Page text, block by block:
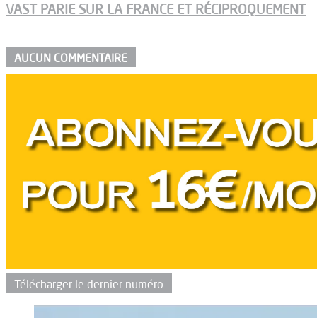
VAST PARIE SUR LA FRANCE ET RÉCIPROQUEMENT
AUCUN COMMENTAIRE
Télécharger le dernier numéro